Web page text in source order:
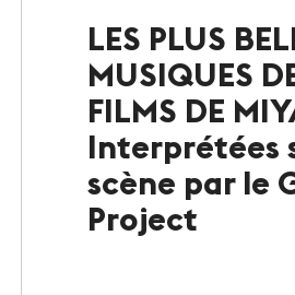
Notre savoir-faire
Un site éco-responsable
Photothèque
ESPACE GRAND PUBLIC
LES PLUS
MUSIQUES
FILMS DE
Interprétées
scène par le
Project